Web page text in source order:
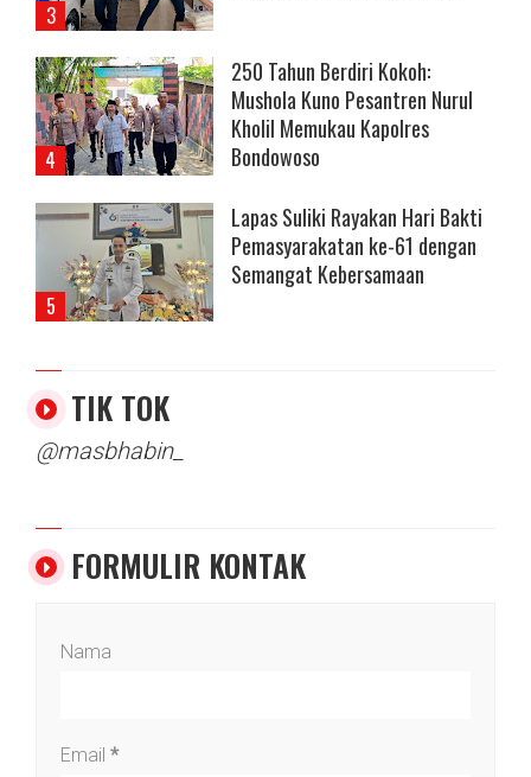
250 Tahun Berdiri Kokoh:
Mushola Kuno Pesantren Nurul
Kholil Memukau Kapolres
Bondowoso
Lapas Suliki Rayakan Hari Bakti
Pemasyarakatan ke-61 dengan
Semangat Kebersamaan
TIK TOK
@masbhabin_
FORMULIR KONTAK
Nama
Email *